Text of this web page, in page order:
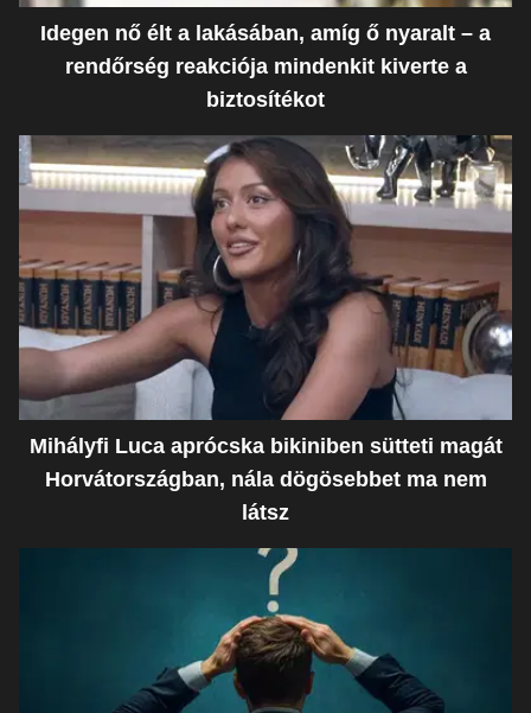
Idegen nő élt a lakásában, amíg ő nyaralt – a
rendőrség reakciója mindenkit kiverte a
biztosítékot
Mihályfi Luca aprócska bikiniben sütteti magát
Horvátországban, nála dögösebbet ma nem
látsz